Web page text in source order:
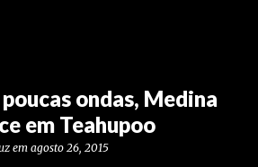
ondas, Medina
em Teahupoo
em agosto 26, 2015